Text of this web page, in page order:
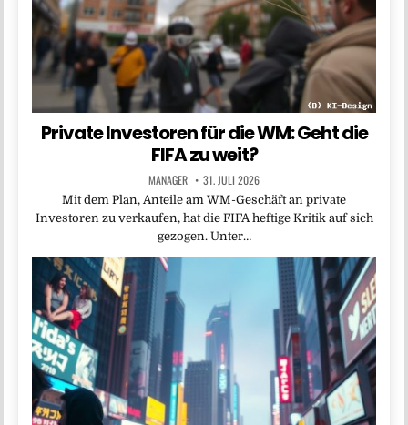
Private Investoren für die WM: Geht die
FIFA zu weit?
MANAGER 31. JULI 2026
Mit dem Plan, Anteile am WM-Geschäft an private
Investoren zu verkaufen, hat die FIFA heftige Kritik auf sich
gezogen. Unter…